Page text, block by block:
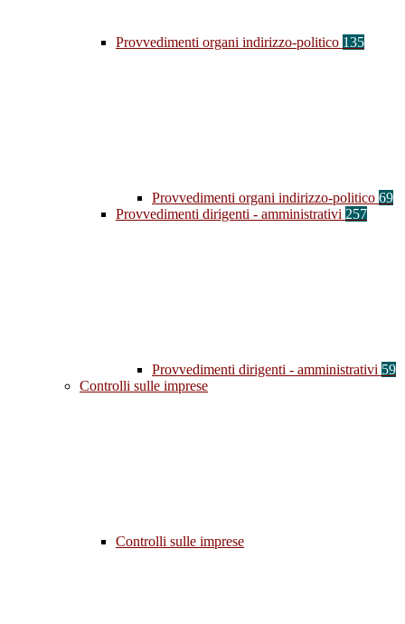
Provvedimenti organi indirizzo-politico 135
Provvedimenti organi indirizzo-politico 69
Provvedimenti dirigenti - amministrativi 257
Provvedimenti dirigenti - amministrativi 59
Controlli sulle imprese
Controlli sulle imprese